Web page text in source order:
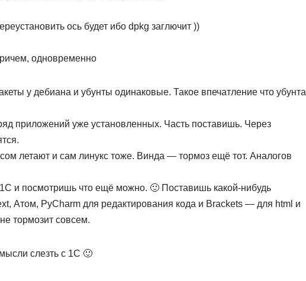
ось будет ибо dpkg заглючит ))
одновременно
у дебиана и убунты одинаковые. Такое впечатление что убунта
приложений уже установленных. Часть поставишь. Через
летают и сам линукс тоже. Винда — тормоз ещё тот. Аналогов
и посмотришь что ещё можно. 🙂 Поставишь какой-нибудь
Атом, PyCharm для редактирования кода и Brackets — для html и
тормозит совсем.
слезть с 1С 🙂